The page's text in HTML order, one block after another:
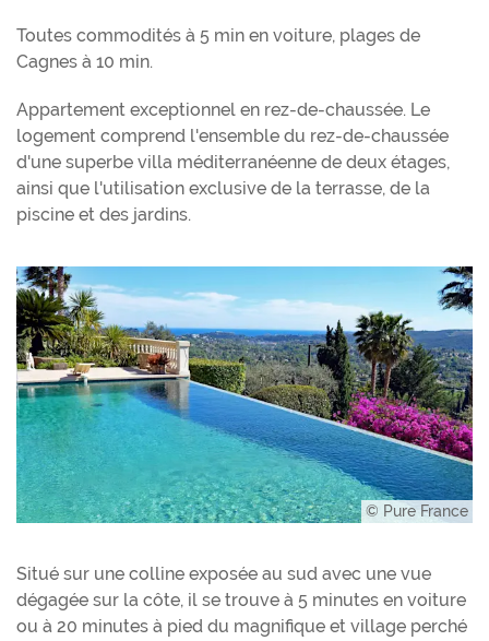
Toutes commodités à 5 min en voiture, plages de
Cagnes à 10 min.
Appartement exceptionnel en rez-de-chaussée. Le
logement comprend l'ensemble du rez-de-chaussée
d'une superbe villa méditerranéenne de deux étages,
ainsi que l'utilisation exclusive de la terrasse, de la
piscine et des jardins.
© Pure France
Situé sur une colline exposée au sud avec une vue
dégagée sur la côte, il se trouve à 5 minutes en voiture
ou à 20 minutes à pied du magnifique et village perché